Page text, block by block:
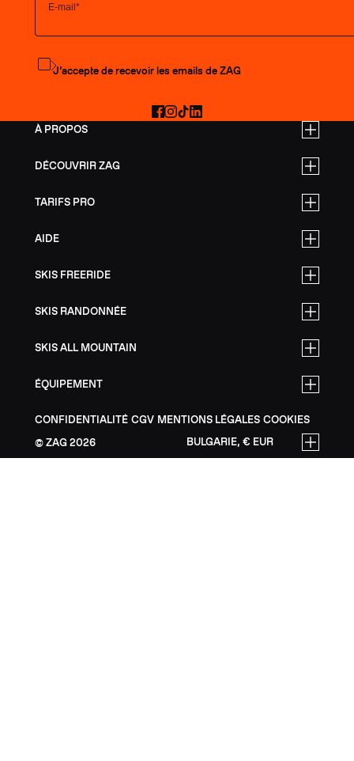
À PROPOS
DÉCOUVRIR ZAG
TARIFS PRO
AIDE
SKIS FREERIDE
SKIS RANDONNÉE
SKIS ALL MOUNTAIN
ÉQUIPEMENT
CONFIDENTIALITÉ CGV MENTIONS LÉGALES COOKIES
ZAG 2026 BULGARIE, € EUR
S'abonner à la newsletter
J’accepte de recevoir les emails de ZAG
Facebook
Instagram
TikTokLinkedIn